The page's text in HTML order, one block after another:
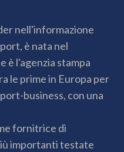
nell'informazione
è nata nel
è l'agenzia stampa
le prime in Europa per
business, con una
fornitrice di
importanti testate